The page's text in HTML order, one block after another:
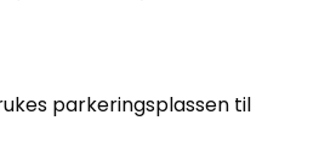
parkeringsplassen til